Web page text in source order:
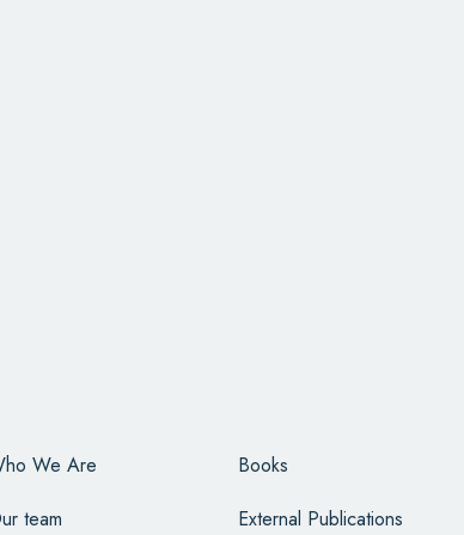
We Are
team
Books
External Publications